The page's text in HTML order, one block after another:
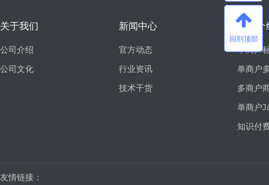
关于我们
公司介绍
公司文化
新闻中心
官方动态
行业资讯
技术干货
产品介
单商户
单商户
多商户
单商户
知识付
友情链接：
回到顶部